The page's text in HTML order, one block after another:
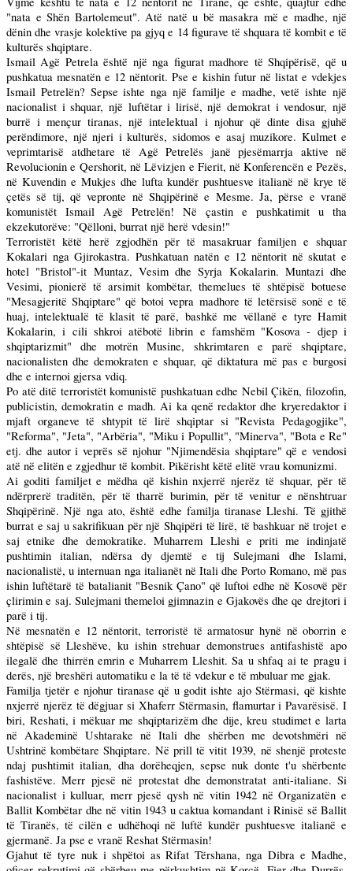
"nata e Shën Bartolemeut". Atë natë u bë masakra më e madhe, një
dënin dhe vrasje kolektive pa gjyq e 14 figurave të shquara të kombit e të
kulturës shqiptare.
Ismail Agë Petrela është një nga figurat madhore të Shqipërisë, që u
pushkatua mesnatën e 12 nëntorit. Pse e kishin futur në listat e vdekjes
Ismail Petrelën? Sepse ishte nga një familje e madhe, vetë ishte një
nacionalist i shquar, një luftëtar i lirisë, një demokrat i vendosur, një
burrë i mençur tiranas, një intelektual i njohur që dinte disa gjuhë
perëndimore, një njeri i kulturës, sidomos e asaj muzikore. Kulmet e
veprimtarisë atdhetare të Agë Petrelës janë pjesëmarrja aktive në
Revolucionin e Qershorit, në Lëvizjen e Fierit, në Konferencën e Pezës,
në Kuvendin e Mukjes dhe lufta kundër pushtuesve italianë në krye të
çetës së tij, që vepronte në Shqipërinë e Mesme. Ja, përse e vranë
komunistët Ismail Agë Petrelën! Në çastin e pushkatimit u tha
ekzekutorëve: "Qëlloni, burrat një herë vdesin!"
Terroristët këtë herë zgjodhën për të masakruar familjen e shquar
Kokalari nga Gjirokastra. Pushkatuan natën e 12 nëntorit në skutat e
hotel "Bristol"-it Muntaz, Vesim dhe Syrja Kokalarin. Muntazi dhe
Vesimi, pionierë të arsimit kombëtar, themelues të shtëpisë botuese
"Mesagjeritë Shqiptare" që botoi vepra madhore të letërsisë sonë e të
huaj, intelektualë të klasit të parë, bashkë me vëllanë e tyre Hamit
Kokalarin, i cili shkroi atëbotë librin e famshëm "Kosova - djep i
shqiptarizmit" dhe motrën Musine, shkrimtaren e parë shqiptare,
nacionalisten dhe demokraten e shquar, që diktatura më pas e burgosi
dhe e internoi gjersa vdiq.
Po atë ditë terroristët komunistë pushkatuan edhe Nebil Çikën, filozofin,
publicistin, demokratin e madh. Ai ka qenë redaktor dhe kryeredaktor i
mjaft organeve të shtypit të lirë shqiptar si "Revista Pedagogjike",
"Reforma", "Jeta", "Arbëria", "Miku i Popullit", "Minerva", "Bota e Re"
etj. dhe autor i veprës së njohur "Njimendësia shqiptare" që e vendosi
atë në elitën e zgjedhur të kombit. Pikërisht këtë elitë vrau komunizmi.
Ai goditi familjet e mëdha që kishin nxjerrë njerëz të shquar, për të
ndërprerë traditën, për të tharrë burimin, për të venitur e nënshtruar
Shqipërinë. Një nga ato, është edhe familja tiranase Lleshi. Të gjithë
burrat e saj u sakrifikuan për një Shqipëri të lirë, të bashkuar në trojet e
saj etnike dhe demokratike. Muharrem Lleshi e priti me indinjatë
pushtimin italian, ndërsa dy djemtë e tij Sulejmani dhe Islami,
nacionalistë, u internuan nga italianët në Itali dhe Porto Romano, më pas
ishin luftëtarë të batalianit "Besnik Çano" që luftoi edhe në Kosovë për
çlirimin e saj. Sulejmani themeloi gjimnazin e Gjakovës dhe qe drejtori i
parë i tij.
Në mesnatën e 12 nëntorit, terroristë të armatosur hynë në oborrin e
shtëpisë së Lleshëve, ku ishin strehuar demonstrues antifashistë apo
ilegalë dhe thirrën emrin e Muharrem Lleshit. Sa u shfaq ai te pragu i
derës, një breshëri automatiku e la të të vdekur e të mbuluar me gjak.
Familja tjetër e njohur tiranase që u godit ishte ajo Stërmasi, që kishte
nxjerrë njerëz të dëgjuar si Xhaferr Stërmasin, flamurtar i Pavarësisë. I
biri, Reshati, i mëkuar me shqiptarizëm dhe dije, kreu studimet e larta
në Akademinë Ushtarake në Itali dhe shërben me devotshmëri në
Ushtrinë kombëtare Shqiptare. Në prill të vitit 1939, në shenjë proteste
ndaj pushtimit italian, dha dorëheqjen, sepse nuk donte t'u shërbente
fashistëve. Merr pjesë në protestat dhe demonstratat anti-italiane. Si
nacionalist i kulluar, merr pjesë qysh në vitin 1942 në Organizatën e
Ballit Kombëtar dhe në vitin 1943 u caktua komandant i Rinisë së Ballit
të Tiranës, të cilën e udhëhoqi në luftë kundër pushtuesve italianë e
gjermanë. Ja pse e vranë Reshat Stërmasin!
Gjahut të tyre nuk i shpëtoi as Rifat Tërshana, nga Dibra e Madhe,